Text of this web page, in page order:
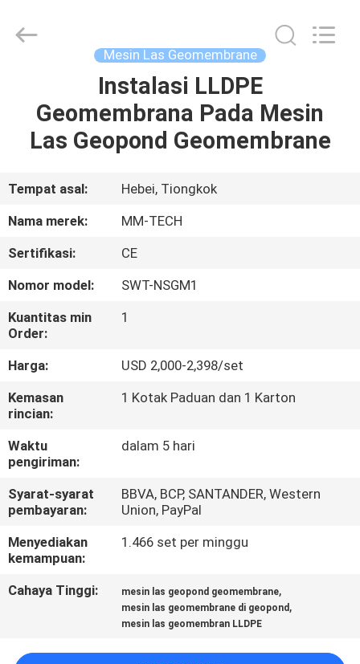
PRODUK
TENTANG
KAMI
TUR
PABRIK
KONTROL
KUALITAS
HUBUNGI
KAMI
BERITA
BLOG
PERMINTAAN
PENAWARAN
Mingmai
Technology
Mesin Las Geomembrane
Instalasi LLDPE
Geomembrana Pada Mesin
Las Geopond Geomembrane
Tempat asal:
Hebei, Tiongkok
Nama merek:
MM-TECH
Sertifikasi:
CE
Nomor model:
SWT-NSGM1
Kuantitas min
Order:
1
Harga:
USD 2,000-2,398/set
Kemasan
rincian:
1 Kotak Paduan dan 1 Karton
Waktu
pengiriman:
dalam 5 hari
Syarat-syarat
pembayaran:
BBVA, BCP, SANTANDER, Western
Union, PayPal
Menyediakan
kemampuan:
1.466 set per minggu
Cahaya Tinggi: mesin las geopond geomembrane,
mesin las geomembrane di geopond ,
mesin las geomembran LLDPE